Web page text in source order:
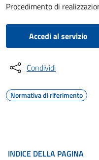
Procedimento di
Accedi al servizio
Condividi
Normativa di riferimento
INDICE DELLA PAGINA